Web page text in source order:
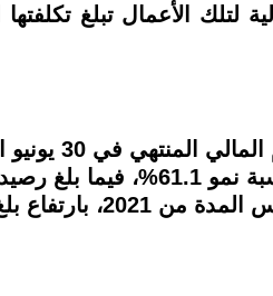
الأعمال تبلغ تكلفتها
بلغت جملة الاستثمارات في شركة العربية لاستصلاح
مقارنة بنحو 93.5 مليون جنيه خلال العام السابق عليه، وذلك بارتفاع قدره 57.2 مليون
تحت التنفيذ نحو 191.3 مليون جنيه في نهاية يونيو الماضي، مقارنة بنحو 76.8 مليون